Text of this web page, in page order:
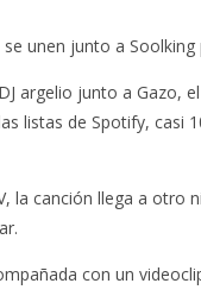
unen junto a
argelio junto a Gazo,
listas de Spotify, casi
la canción llega a otro
con un